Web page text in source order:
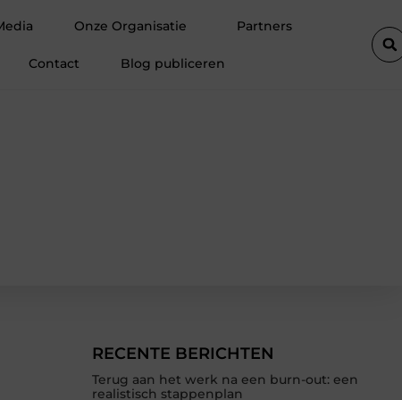
voor succes
Onze Organisatie Partners
Contact Blog publiceren
RECENTE BERICHTEN
Terug aan het werk na een burn-out: een
realistisch stappenplan